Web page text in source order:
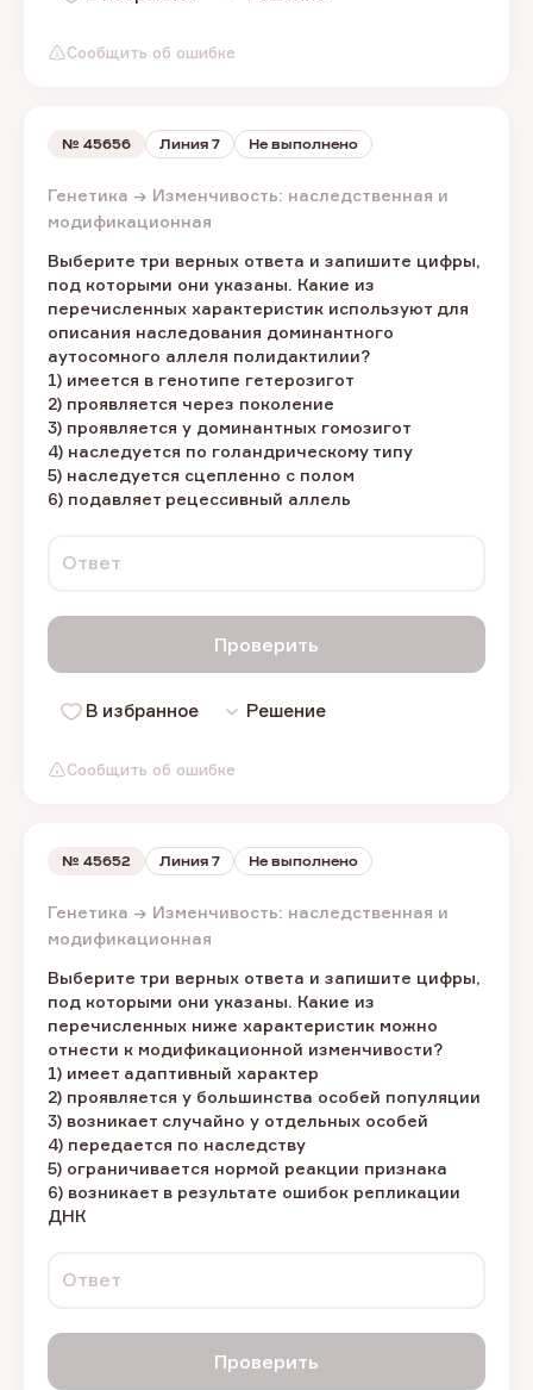
Сообщить об ошибке
№ 45656 Линия 7 Не выполнено
Сообщить об ошибке
Генетика → Изменчивость: наследственная и
модификационная
Выберите три верных ответа и запишите цифры,
под которыми они указаны. Какие из
перечисленных характеристик используют для
описания наследования доминантного
аутосомного аллеля полидактилии?
1) имеется в генотипе гетерозигот
2) проявляется через поколение
3) проявляется у доминантных гомозигот
4) наследуется по голандрическому типу
5) наследуется сцепленно с полом
6) подавляет рецессивный аллель
Ответ
Проверить
В избранное Решение
№ 45652 Линия 7 Не выполнено
Генетика → Изменчивость: наследственная и
модификационная
Выберите три верных ответа и запишите цифры,
под которыми они указаны. Какие из
перечисленных ниже характеристик можно
отнести к модификационной изменчивости?
1) имеет адаптивный характер
2) проявляется у большинства особей популяции
3) возникает случайно у отдельных особей
4) передается по наследству
5) ограничивается нормой реакции признака
6) возникает в результате ошибок репликации
ДНК
Ответ
Проверить